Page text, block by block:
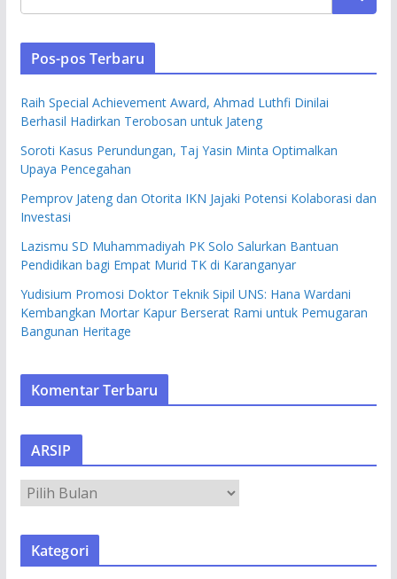
Pos-pos Terbaru
Raih Special Achievement Award, Ahmad Luthfi Dinilai
Berhasil Hadirkan Terobosan untuk Jateng
Soroti Kasus Perundungan, Taj Yasin Minta Optimalkan
Upaya Pencegahan
Pemprov Jateng dan Otorita IKN Jajaki Potensi Kolaborasi dan
Investasi
Lazismu SD Muhammadiyah PK Solo Salurkan Bantuan
Pendidikan bagi Empat Murid TK di Karanganyar
Yudisium Promosi Doktor Teknik Sipil UNS: Hana Wardani
Kembangkan Mortar Kapur Berserat Rami untuk Pemugaran
Bangunan Heritage
Komentar Terbaru
ARSIP
S
Kategori